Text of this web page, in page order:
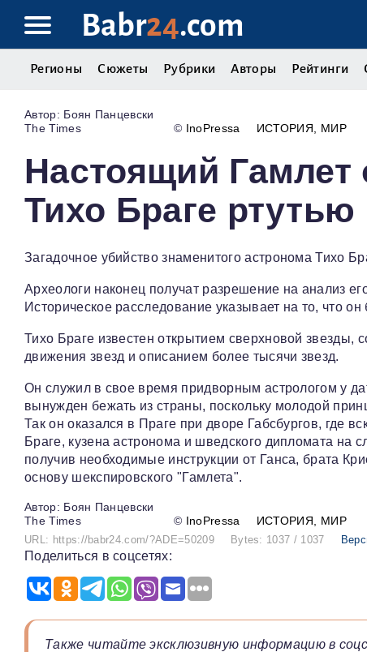
Babr24.com
Регионы Сюжеты Рубрики Авторы Рейтинги
Боян Панцевски
The Times
© InoPressa ИСТОРИЯ МИР
Настоящий Гамлет
Тихо Браге ртутью
Загадочное убийство знаменитого астронома Тихо
Археологи наконец получат разрешение на анализ
Историческое расследование указывает на то, что
Тихо Браге известен открытием сверхновой звезды,
движения звезд и описанием более тысячи звезд.
Он служил в свое время придворным астрологом у
вынужден бежать из страны, поскольку молодой
Так он оказался в Праге при дворе Габсбургов, где
Браге, кузена астронома и шведского дипломата на
получив необходимые инструкции от Ганса, брата
основу шекспировского "Гамлета".
Боян Панцевски
The Times
© InoPressa ИСТОРИЯ МИР
URL: https://babr24.com/?ADE=50209 Bytes: 1037 / 1037
Поделиться в соцсетях:
Также читайте эксклюзивную информацию в